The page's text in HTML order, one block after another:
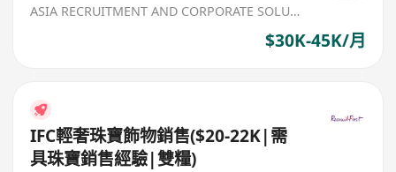
ASIA RECRUITMENT AND CORPORATE SOLUTION LIMITED
$30K-45K/月
IFC輕奢珠寶飾物銷售($20-22K|需
具珠寶銷售經驗|雙糧)